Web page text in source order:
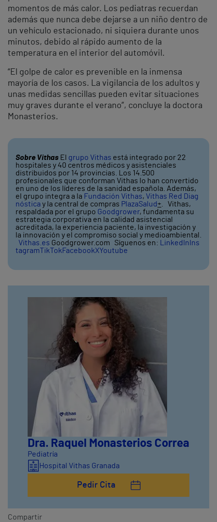
momentos de más calor. Los pediatras recuerdan
además que nunca debe dejarse a un niño dentro de
un vehículo estacionado, ni siquiera durante unos
minutos, debido al rápido aumento de la
temperatura en el interior del automóvil.
“El golpe de calor es prevenible en la inmensa
mayoría de los casos. La vigilancia de los adultos y
unas medidas sencillas pueden evitar situaciones
muy graves durante el verano”, concluye la doctora
Monasterios.
Sobre Vithas El grupo Vithas está integrado por 22
hospitales y 40 centros médicos y asistenciales
distribuidos por 14 provincias. Los 14.500
profesionales que conforman Vithas lo han convertido
en uno de los líderes de la sanidad española. Además,
el grupo integra a la Fundación Vithas, Vithas Red Diag
nóstica y la central de compras PlazaSalud+ . Vithas,
respaldada por el grupo Goodgrower, fundamenta su
estrategia corporativa en la calidad asistencial
acreditada, la experiencia paciente, la investigación y
la innovación y el compromiso social y medioambiental.
Vithas.es Goodgrower.com Síguenos en: LinkedIn Ins
tagramTikTokFacebookXYoutube
Dra. Raquel Monasterios Correa
Pediatría
Hospital Vithas Granada
Pedir Cita
Compartir